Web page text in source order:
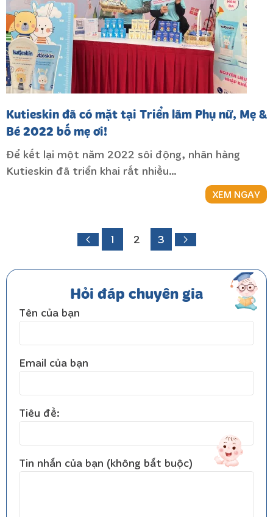
Kutieskin đã có mặt tại Triển lãm Phụ nữ, Mẹ &
Bé 2022 bố mẹ ơi!
Để kết lại một năm 2022 sôi động, nhãn hàng
Kutieskin đã triển khai rất nhiều…
XEM NGAY
1 2 3
Hỏi đáp chuyên gia
Tên của bạn
Email của bạn
Tiêu đề:
Tin nhắn của bạn (không bắt buộc)